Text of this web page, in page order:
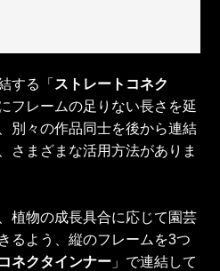
する「 ストレートコネク
フレームの足りない長さを延
別々の作品同士を後から連結
さまざまな活用方法がありま
植物の成長具合に応じて園芸
るよう、縦のフレームを3つ
ネクタインナー 」で連結して